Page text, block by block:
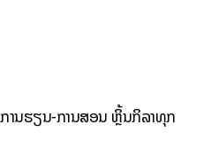
ານຮຽນ-ການສອນ ຫຼິ້ນກິລາທຸກ